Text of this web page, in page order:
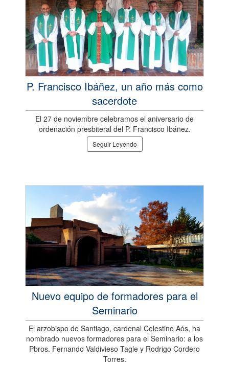
P. Francisco Ibáñez, un año más como
sacerdote
El 27 de noviembre celebramos el aniversario de
ordenación presbiteral del P. Francisco Ibáñez.
Seguir Leyendo
Nuevo equipo de formadores para el
Seminario
El arzobispo de Santiago, cardenal Celestino Aós, ha
nombrado nuevos formadores para el Seminario: a los
Pbros. Fernando Valdivieso Tagle y Rodrigo Cordero
Torres.